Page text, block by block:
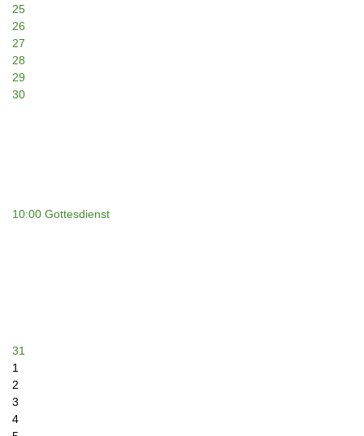
25
26
27
28
29
30
10:00 Gottesdienst
31
1
2
3
4